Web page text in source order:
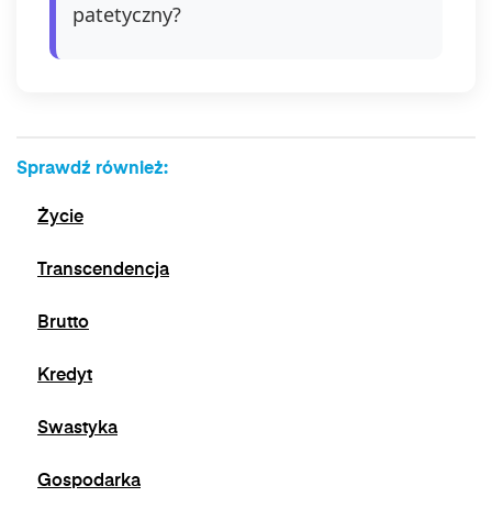
patetyczny?
Sprawdź również:
Życie
Transcendencja
Brutto
Kredyt
Swastyka
Gospodarka